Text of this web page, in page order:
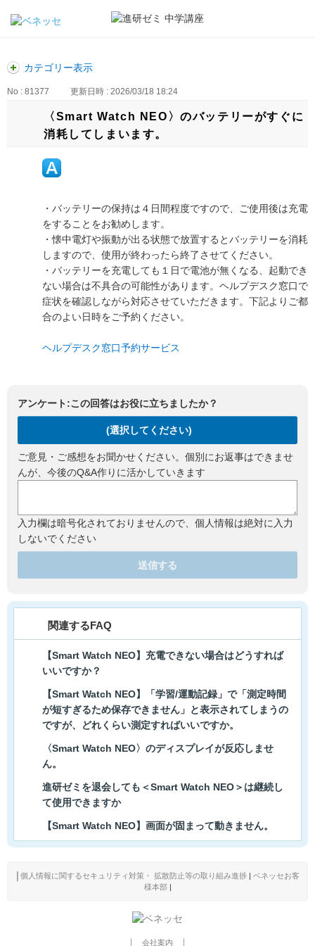
カテゴリー表示
No : 81377 更新日時 : 2026/03/18 18:24
〈Smart Watch NEO〉のバッテリーがすぐに
消耗してしまいます。
・バッテリーの保持は４日間程度ですので、ご使用後は充電
をすることをお勧めします。
・懐中電灯や振動が出る状態で放置するとバッテリーを消耗
しますので、使用が終わったら終了させてください。
・バッテリーを充電しても１日で電池が無くなる、起動でき
ない場合は不具合の可能性があります。ヘルプデスク窓口で
症状を確認しながら対応させていただきます。下記よりご都
合のよい日時をご予約ください。
ヘルプデスク窓口予約サービス
アンケート:この回答はお役に立ちましたか？
(選択してください)
ご意見・ご感想をお聞かせください。個別にお返事はできませ
んが、今後のQ&A作りに活かしていきます
入力欄は暗号化されておりませんので、個人情報は絶対に入力
しないでください
送信する
関連するFAQ
【Smart Watch NEO】充電できない場合はどうすれば
いいですか？
【Smart Watch NEO】「学習/運動記録」で「測定時間
が短すぎるため保存できません」と表示されてしまうの
ですが、どれくらい測定すればいいですか。
〈Smart Watch NEO〉のディスプレイが反応しませ
ん。
進研ゼミを退会しても＜Smart Watch NEO＞は継続し
て使用できますか
【Smart Watch NEO】画面が固まって動きません。
個人情報に関するセキュリティ対策・ 拡散防止等の取り組み進捗
ベネッセお客
様本部|
会社案内